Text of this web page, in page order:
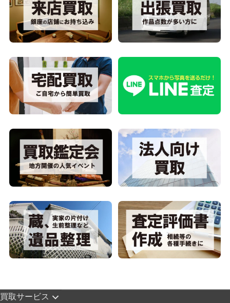
買取サービス